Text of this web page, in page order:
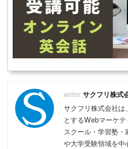
サクフリ株式
サクフリ株式会社
とするWebマーケ
スクール・学習塾
や大学受験領域を